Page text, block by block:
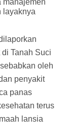
layaknya
Tanah Suci
oleh
penyakit
panas
terus
lansia